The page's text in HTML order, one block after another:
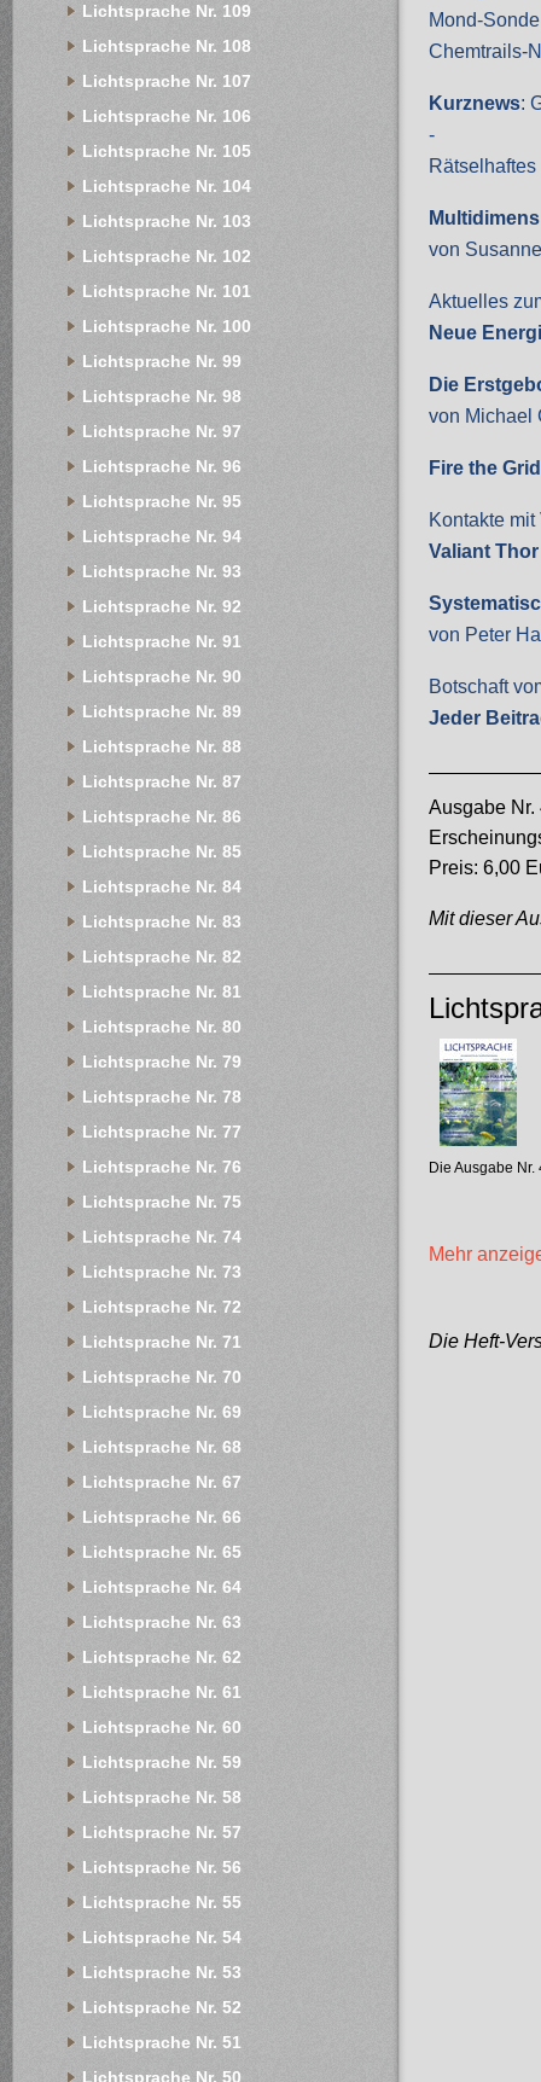
Mond-
Chemtrails-
Kurznews:
-
von
Aktuelles
Neue
Die
von Michael
Fire the
Kontakte mit
Valiant
von Peter
Botschaft
Jeder
Ausgabe Nr.
Preis: 6,00
Mit dieser
Die Ausgabe
Mehr
Die Heft-
Lichtsprache Nr. 109
Lichtsprache Nr. 108
Lichtsprache Nr. 107
Lichtsprache Nr. 106
Lichtsprache Nr. 105
Lichtsprache Nr. 104
Lichtsprache Nr. 103
Lichtsprache Nr. 102
Lichtsprache Nr. 101
Lichtsprache Nr. 100
Lichtsprache Nr. 99
Lichtsprache Nr. 98
Lichtsprache Nr. 97
Lichtsprache Nr. 96
Lichtsprache Nr. 95
Lichtsprache Nr. 94
Lichtsprache Nr. 93
Lichtsprache Nr. 92
Lichtsprache Nr. 91
Lichtsprache Nr. 90
Lichtsprache Nr. 89
Lichtsprache Nr. 88
Lichtsprache Nr. 87
Lichtsprache Nr. 86
Lichtsprache Nr. 85
Lichtsprache Nr. 84
Lichtsprache Nr. 83
Lichtsprache Nr. 82
Lichtsprache Nr. 81
Lichtsprache Nr. 80
Lichtsprache Nr. 79
Lichtsprache Nr. 78
Lichtsprache Nr. 77
Lichtsprache Nr. 76
Lichtsprache Nr. 75
Lichtsprache Nr. 74
Lichtsprache Nr. 73
Lichtsprache Nr. 72
Lichtsprache Nr. 71
Lichtsprache Nr. 70
Lichtsprache Nr. 69
Lichtsprache Nr. 68
Lichtsprache Nr. 67
Lichtsprache Nr. 66
Lichtsprache Nr. 65
Lichtsprache Nr. 64
Lichtsprache Nr. 63
Lichtsprache Nr. 62
Lichtsprache Nr. 61
Lichtsprache Nr. 60
Lichtsprache Nr. 59
Lichtsprache Nr. 58
Lichtsprache Nr. 57
Lichtsprache Nr. 56
Lichtsprache Nr. 55
Lichtsprache Nr. 54
Lichtsprache Nr. 53
Lichtsprache Nr. 52
Lichtsprache Nr. 51
Lichtsprache Nr. 50